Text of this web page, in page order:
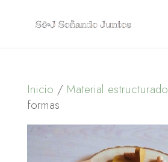
Inicio / Material estructurado
formas